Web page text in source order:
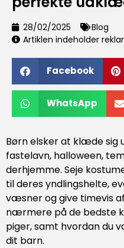
28/02/2025
Blog
Artiklen indeholder
Facebook
WhatsApp
Børn elsker at klæde sig
fastelavn, halloween,
derhjemme. Seje
til deres yndlingshelte,
væsner og give timevis
nærmere på de bedste
piger, samt hvordan du
dit barn.